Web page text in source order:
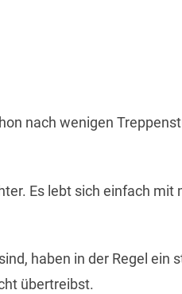
nach wenigen
Es lebt sich einfach
haben in der Regel
übertreibst.